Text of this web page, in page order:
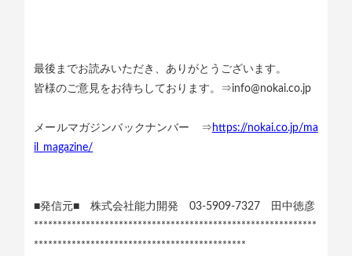
最後までお読みいただき、ありがとうございます。
皆様のご意見をお待ちしております。⇒info@nokai.co.jp
メールマガジンバックナンバー ⇒ https://nokai.co.jp/ma
il_magazine/
■発信元■ 株式会社能力開発 03-5909-7327 田中徳彦
************************************************************
*********************************************